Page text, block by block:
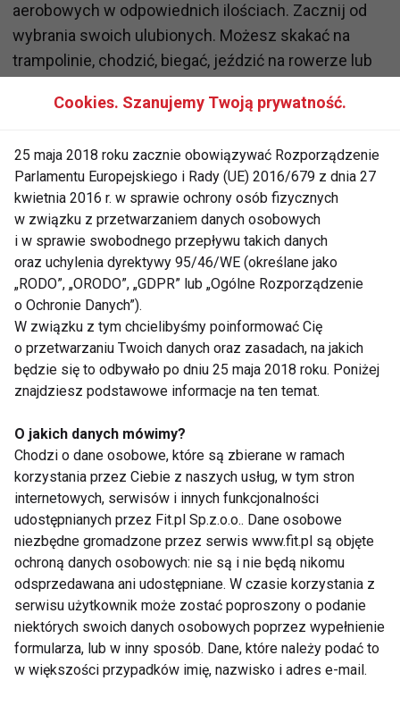
aerobowych w odpowiednich ilościach. Zacznij od
wybrania swoich ulubionych. Możesz skakać na
trampolinie, chodzić, biegać, jeździć na rowerze lub
względu na rodzaj ćwiczeń, wykonywała je przez co
się również 3 razy w tygodniu robić trening siłowy.
Spokojnie - nikt nie oczekuje, że nagle będziesz
dźwigać ciężary na ławeczce i podnosić sztangę.
Chodzi o proste ćwiczenia z obciążeniem
dostosowanym do Twoich możliwości. Zacznij na
przykład od używania 3 kilogramowych ciężarków.
Idealna waga - krok 4. Myśl szczupło!
Pizzę traktujesz jak nagrodę, lody są najlepszym
pocieszycielem w smutnych chwilach, a może
chcesz zmienić swoje ciało musisz też zmienić
sposób myślenia o jedzeniu i jego roli. Sprawdź, jak i
które emocje wiążą się z Twoimi nawykami
żywieniowymi. Nigdy nie traktuj jedzenia jako
sposobu nagradzania lub radzenia sobie z
problemami. Obserwuj swoje zachowania i odkryj, co
sprawia, że sięgasz po niezdrowe dania i przekąski.
Wygoda? Brak czasu? Stres? Gdy poznasz i
zrozumiesz swoje przyzwyczajenia łatwiej
znajdziesz sposób, by stały się zdrowsze.
Cookies. Szanujemy Twoją prywatność.
25 maja 2018 roku zacznie obowiązywać Rozporządzenie
Parlamentu Europejskiego i Rady (UE) 2016/679 z dnia 27
kwietnia 2016 r. w sprawie ochrony osób fizycznych
w związku z przetwarzaniem danych osobowych
i w sprawie swobodnego przepływu takich danych
oraz uchylenia dyrektywy 95/46/WE (określane jako
„RODO”, „ORODO”, „GDPR” lub „Ogólne Rozporządzenie
o Ochronie Danych”).
W związku z tym chcielibyśmy poinformować Cię
o przetwarzaniu Twoich danych oraz zasadach, na jakich
będzie się to odbywało po dniu 25 maja 2018 roku. Poniżej
znajdziesz podstawowe informacje na ten temat.
O jakich danych mówimy?
Chodzi o dane osobowe, które są zbierane w ramach
korzystania przez Ciebie z naszych usług, w tym stron
internetowych, serwisów i innych funkcjonalności
udostępnianych przez Fit.pl Sp.z.o.o.. Dane osobowe
niezbędne gromadzone przez serwis www.fit.pl są objęte
ochroną danych osobowych: nie są i nie będą nikomu
odsprzedawana ani udostępniane. W czasie korzystania z
serwisu użytkownik może zostać poproszony o podanie
niektórych swoich danych osobowych poprzez wypełnienie
formularza, lub w inny sposób. Dane, które należy podać to
w większości przypadków imię, nazwisko i adres e-mail.